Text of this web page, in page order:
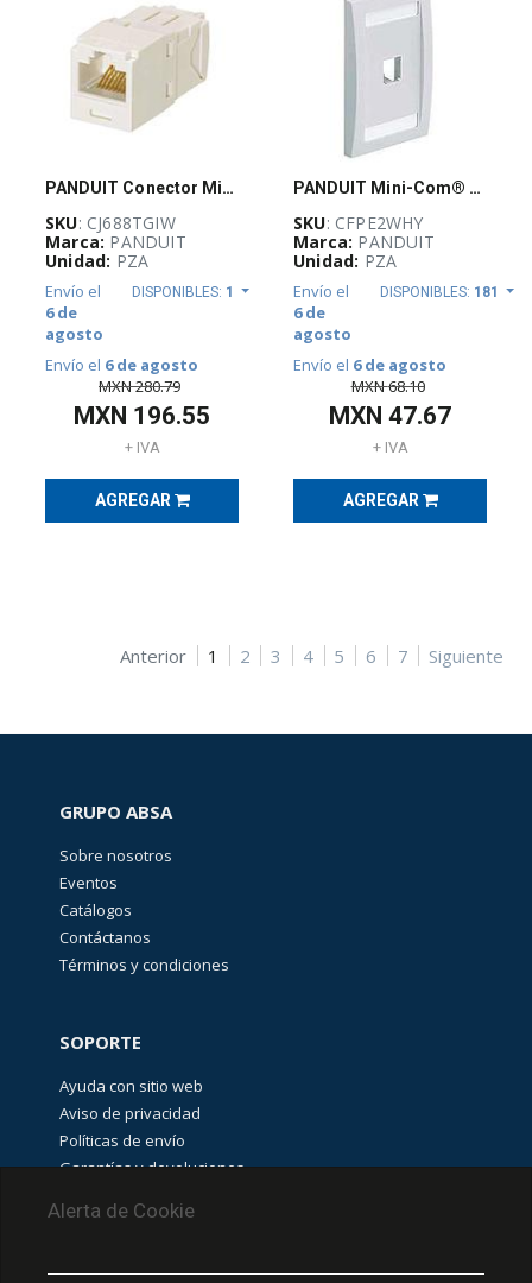
ILUMINACIÓN
PANDUIT Conector Mini-Com™ RJ45, Categoría 6, UTP, blanco internacional. - CJ688TGIW
SKU: CJ688TGIW
Marca: PANDUIT
Unidad: PZA
Envío el
6 de
agosto
DISPONIBLES: 1
Envío el 6 de agosto
MXN280.79
MXN 196.55
+ IVA
AGREGAR
PANDUIT Mini-Com® Placa Frontal Vertical, 2 Salidas - CFPE2WHY
SKU: CFPE2WHY
Marca: PANDUIT
Unidad: PZA
Envío el
6 de
agosto
DISPONIBLES: 181
Envío el 6 de agosto
MXN68.10
MXN 47.67
+ IVA
AGREGAR
Anterior 1 2 3 4 5 6 7 Siguiente
Alerta de Cookie
GRUPO ABSA
Sobre nosotros
Eventos
Catálogos
Contáctanos
Términos y condiciones
SOPORTE
Ayuda con sitio web
Aviso de privacidad
Políticas de envío
Garantías y devoluciones
PUNTOS DE RECOLECCIÓN